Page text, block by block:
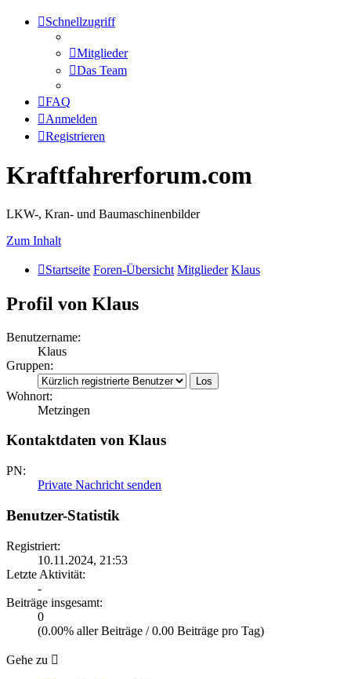
Schnellzugriff
Mitglieder
Das Team
FAQ
Anmelden
Registrieren
Kraftfahrerforum.com
LKW-, Kran- und Baumaschinenbilder
Zum Inhalt
Startseite Foren-Übersicht Mitglieder Klaus
Profil von Klaus
Benutzername:
Klaus
Gruppen:
Wohnort:
Metzingen
Kontaktdaten von Klaus
PN:
Private Nachricht senden
Benutzer-Statistik
Registriert:
10.11.2024, 21:53
Letzte Aktivität:
-
Beiträge insgesamt:
0
(0.00% aller Beiträge / 0.00 Beiträge pro Tag)
Gehe zu